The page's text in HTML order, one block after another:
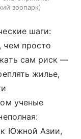
зоопарк
шаги:
чем просто
сам риск —
жилье,
ученые
к Южной Азии,